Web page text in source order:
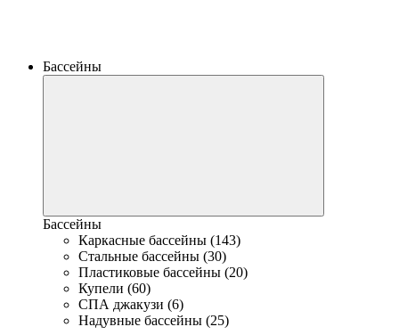
Бассейны
Бассейны
Каркасные бассейны (143)
Стальные бассейны (30)
Пластиковые бассейны (20)
Купели (60)
СПА джакузи (6)
Надувные бассейны (25)